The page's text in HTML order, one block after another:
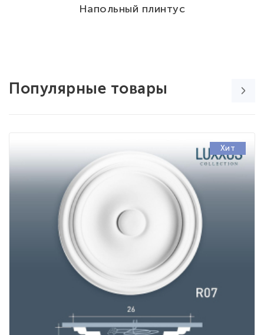
Напольный плинтус
Популярные товары
Хит